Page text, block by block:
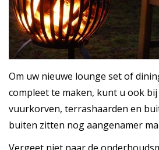
Om uw nieuwe lounge set of
compleet te maken, kunt u ook
vuurkorven, terrashaarden en
buiten zitten nog aangenamer